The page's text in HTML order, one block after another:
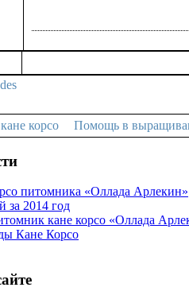
корсо Помощь в
питомника «Оллада Арлекин»
за 2014 год
кане корсо «Оллада
Кане Корсо